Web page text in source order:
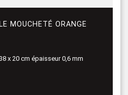
MOUCHETÉ ORANGE
x 20 cm épaisseur 0,6 mm